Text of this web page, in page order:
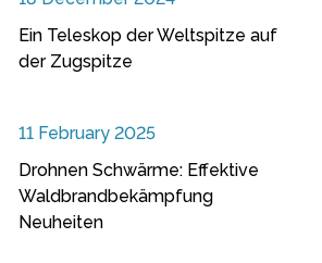
Ein Teleskop der Weltspitze auf
der Zugspitze
11 February 2025
Drohnen Schwärme: Effektive
Waldbrandbekämpfung
Neuheiten